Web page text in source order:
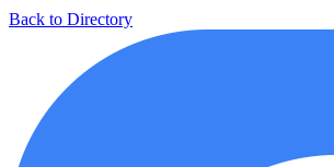
Back to Directory